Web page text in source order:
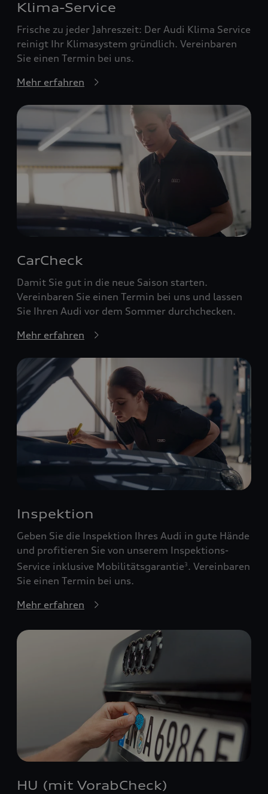
Klima-Service
Frische zu jeder Jahreszeit: Der Audi Klima Service
reinigt Ihr Klimasystem gründlich. Vereinbaren
Sie einen Termin bei uns.
Mehr erfahren
CarCheck
Damit Sie gut in die neue Saison starten.
Vereinbaren Sie einen Termin bei uns und lassen
Sie Ihren Audi vor dem Sommer durchchecken.
Mehr erfahren
Inspektion
Geben Sie die Inspektion Ihres Audi in gute Hände
und profitieren Sie von unserem Inspektions-
Service inklusive Mobilitätsgarantie3 . Vereinbaren
Sie einen Termin bei uns.
Mehr erfahren
HU (mit VorabCheck)